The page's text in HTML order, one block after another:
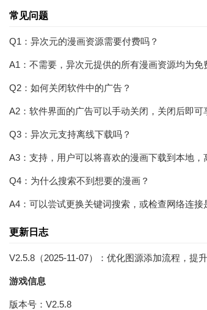
常见问题
Q1：异次元的漫画资源需要付费吗？
A1：不需要，异次元提供的所有漫画资源均为免
Q2：如何关闭软件中的广告？
A2：软件界面的广告可以手动关闭，关闭后即可
Q3：异次元支持离线下载吗？
A3：支持，用户可以将喜欢的漫画下载到本地，
Q4：为什么搜索不到想要的漫画？
A4：可以尝试更换关键词搜索，或检查网络连
更新日志
V2.5.8（2025-11-07）：优化图源添加流程，提
游戏信息
版本号：V2.5.8